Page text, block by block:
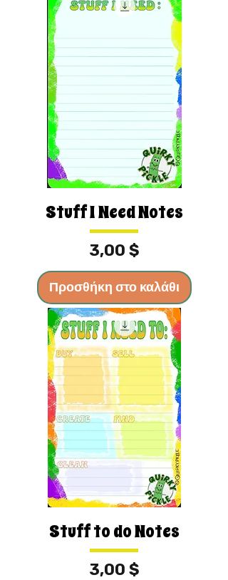
Stuff I Need Notes
Τιμή
3,00 $
Προσθήκη στο καλάθι
Stuff to do Notes
Τιμή
3,00 $